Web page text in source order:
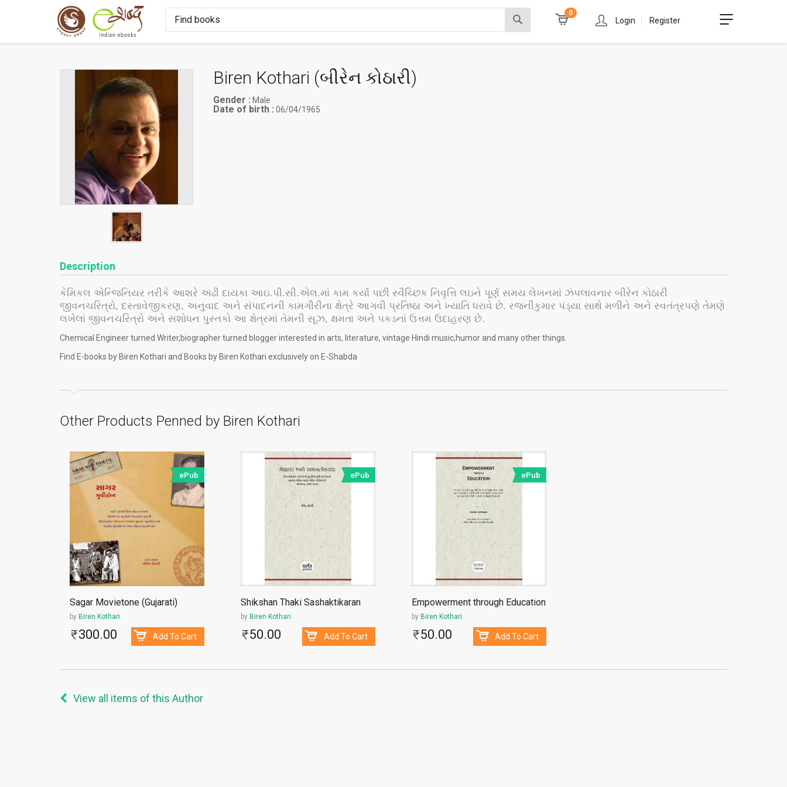
0
Login Register
Biren Kothari (બીરેન કોઠારી)
Gender : Male
Date of birth : 06/04/1965
Description
કેમિકલ એન્જિનિયર તરીકે આશરે અઢી દાયકા આઇ.પી.સી.એલ.માં કામ કર્યા પછી સ્વૈચ્છિક નિવૃત્તિ લઇને પૂર્ણ સમય લેખનમાં ઝંપલાવનાર બીરેન કોઠારી
જીવનચરિત્રો, દસ્તાવેજીકરણ, અનુવાદ અને સંપાદનની કામગીરીના ક્ષેત્રે આગવી પ્રતિષ્ઠા અને ખ્યાતિ ધરાવે છે. રજનીકુમાર પંડ્યા સાથે મળીને અને સ્વતંત્રપણે તેમણે
લખેલાં જીવનચરિત્રો અને સશોધન પુસ્તકો આ ક્ષેત્રમાં તેમની સૂઝ, ક્ષમતા અને પકડનાં ઉત્તમ ઉદાહરણ છે.
Chemical Engineer turned Writer,biographer turned blogger interested in arts, literature, vintage Hindi music,humor and many other things.
Find E-books by Biren Kothari and Books by Biren Kothari exclusively on E-Shabda
Other Products Penned by Biren Kothari
ePub
Sagar Movietone (Gujarati)
by Biren Kothari
300.00 Add To Cart
ePub
Shikshan Thaki Sashaktikaran
by Biren Kothari
50.00 Add To Cart
ePub
Empowerment through Education
by Biren Kothari
50.00 Add To Cart
View all items of this Author